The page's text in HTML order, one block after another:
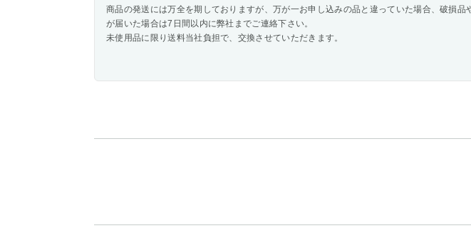
商品の発送には万全を期しておりますが、万が一お申し込みの品と違っていた場合、破損品
が届いた場合は7日間以内に弊社までご連絡下さい。
未使用品に限り送料当社負担で、交換させていただきます。